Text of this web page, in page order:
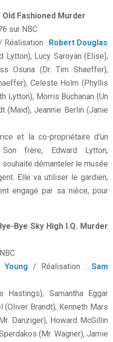
Fashioned Murder
sur NBC
Réalisation : Robert Douglas
Lytton), Lucy Saroyan (Elise),
Osuna (Dr. Tim Shaeffer),
Celeste Holm (Phyllis
Lytton), Morris Buchanan (Un
(Maid), Jeannie Berlin (Janie
et la co-propriétaire d'un
frère, Edward Lytton,
démanteler le musée
Elle va utiliser le gardien,
engagé par sa nièce, pour
Bye Sky High I.Q. Murder
Young / Réalisation : Sam
Samantha Eggar
(Oliver Brandt), Kenneth Mars
Danziger), Howard McGillin
(Mr. Wagner), Jamie